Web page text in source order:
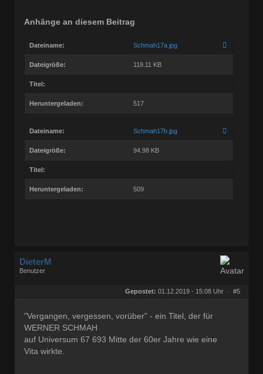
Anhänge an diesem Beitrag
Dateiname: Schmah17a.jpg
Dateigröße: 118.11 KB
Titel:
Heruntergeladen: 517
Dateiname: Schmah17b.jpg
Dateigröße: 94.98 KB
Titel:
Heruntergeladen: 509
DieterM
Benutzer
Gepostet: 01.12.2019 - 15:08 Uhr · #5
"Vergangen, vergessen, vorüber" - ein Titel, der für
WERNER SCHMAH
auf Universum 67 693 Mitte der 60er Jahre wie eine
Vita wirkte.